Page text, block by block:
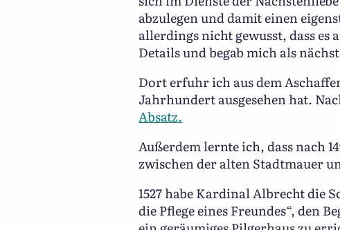
abzulegen und damit einen
allerdings nicht gewusst, dass
Details und begab mich als
Dort erfuhr ich aus dem
Jahrhundert ausgesehen hat.
Absatz.
Außerdem lernte ich, dass nach
zwischen der alten Stadtmauer
1527 habe Kardinal Albrecht die
die Pflege eines Freundes“, den